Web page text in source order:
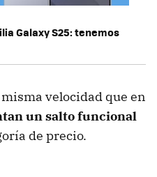
Galaxy S25: tenemos
velocidad que en
un salto funcional
de precio.